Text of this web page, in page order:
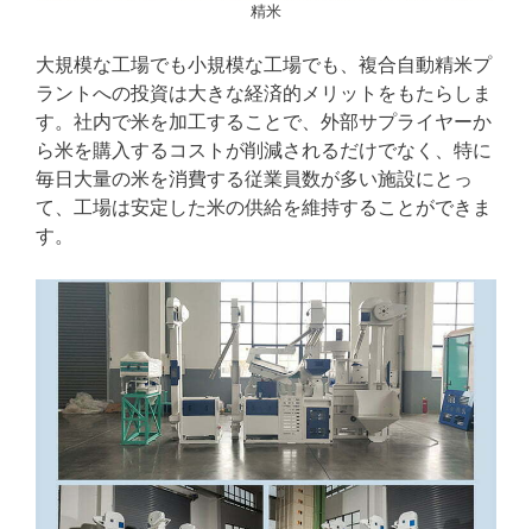
精米
大規模な工場でも小規模な工場でも、複合自動精米プ
ラントへの投資は大きな経済的メリットをもたらしま
す。社内で米を加工することで、外部サプライヤーか
ら米を購入するコストが削減されるだけでなく、特に
毎日大量の米を消費する従業員数が多い施設にとっ
て、工場は安定した米の供給を維持することができま
す。